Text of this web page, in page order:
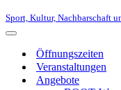
Sport, Kultur, Nachbarschaft
Navigationsmenü
Öffnungszeiten
Veranstaltungen
Angebote